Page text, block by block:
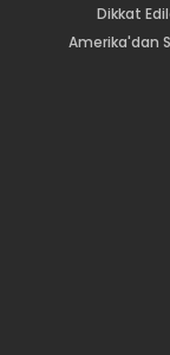
Dikkat
Amerika'dan